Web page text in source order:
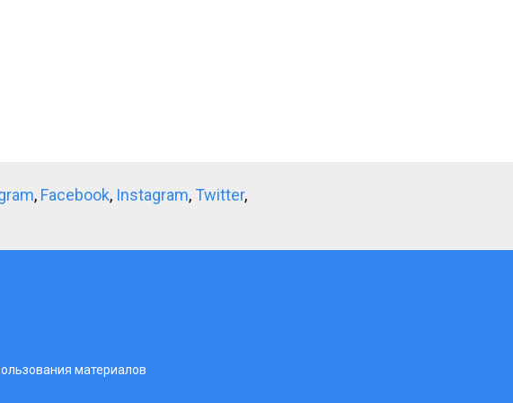
, Facebook, Instagram, Twitter,
материалов